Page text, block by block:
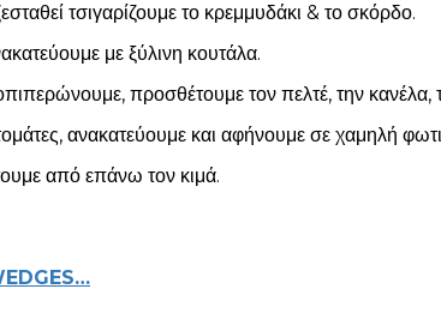
τσιγαρίζουμε το κρεμμυδάκι & το σκόρδο.
με ξύλινη κουτάλα.
προσθέτουμε τον πελτέ, την κανέλα,
ανακατεύουμε και αφήνουμε σε χαμηλή
από επάνω τον κιμά.